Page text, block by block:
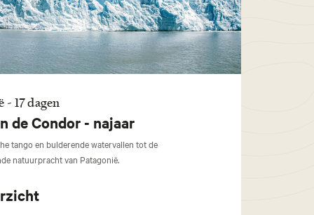
17 dagen
de Condor - najaar
tango en bulderende watervallen tot de
natuurpracht van Patagonië.